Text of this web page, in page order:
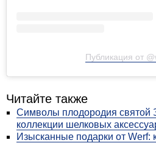
Публикация от
Читайте также
Символы плодородия святой
коллекции шелковых
Изысканные подарки от Werf: